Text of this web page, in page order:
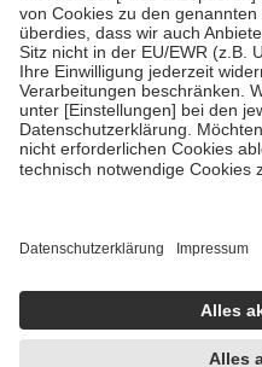
• Kindern und Jugendlichen bis
mit Ausnahme der Fahrkosten
• Untersuchungen zur Vorsorge
GKV getragen werden
• empfohlenen Schutzimpfungen
• Harn- und Blutteststreifen
getroffen, um sicherzustellen,
https://help.etrusted.com/hc/
Einige Bilder und Inhalte